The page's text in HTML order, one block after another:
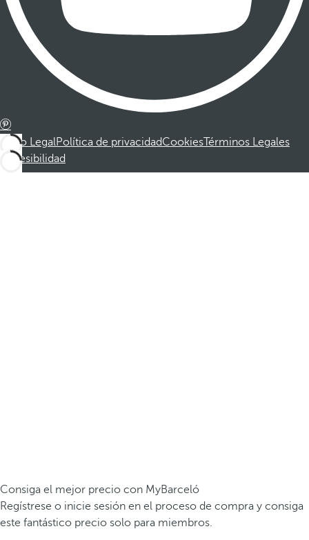
Aviso LegalPolítica de privacidadCookiesTérminos Legales
Accesibilidad
Consiga el mejor precio con MyBarceló
Regístrese o inicie sesión en el proceso de compra y consiga
este fantástico precio solo para miembros.